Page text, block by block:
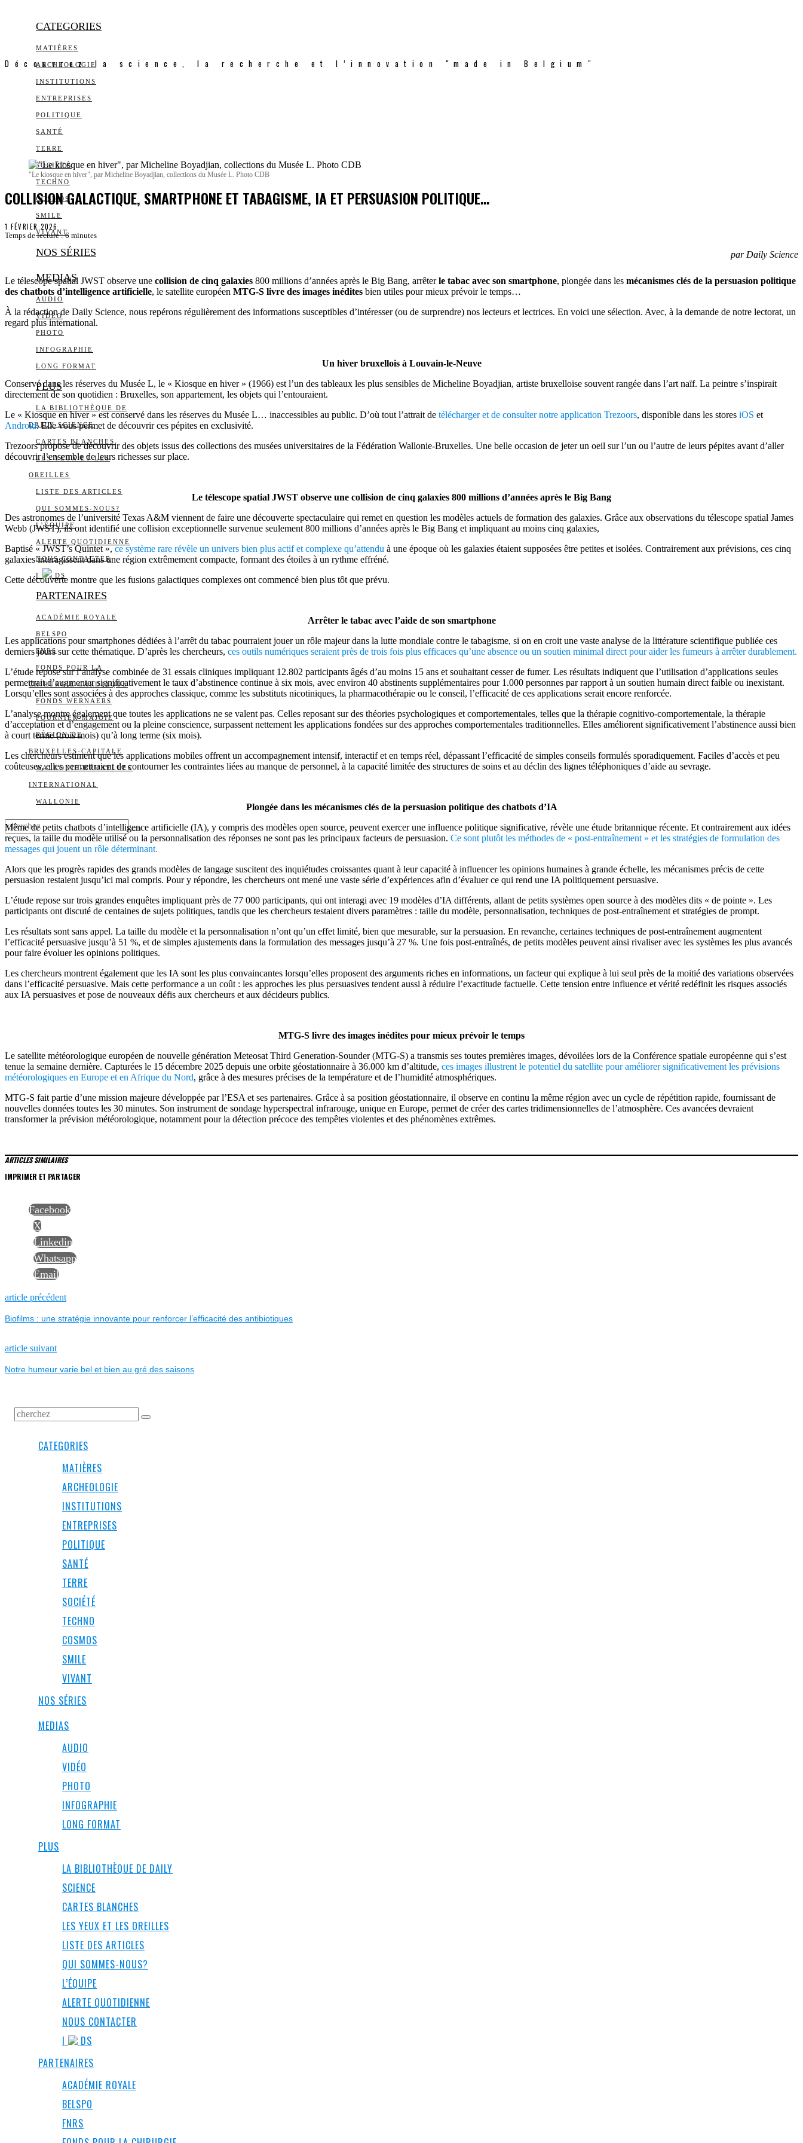
CATEGORIES
MATIÈRES
ARCHEOLOGIE
INSTITUTIONS
ENTREPRISES
POLITIQUE
SANTÉ
TERRE
SOCIÉTÉ
TECHNO
COSMOS
SMILE
VIVANT
NOS SÉRIES
MEDIAS
AUDIO
VIDÉO
PHOTO
INFOGRAPHIE
LONG FORMAT
PLUS
LA BIBLIOTHÈQUE DE
DAILY SCIENCE
CARTES BLANCHES
LES YEUX ET LES
OREILLES
LISTE DES ARTICLES
QUI SOMMES-NOUS?
L’ÉQUIPE
ALERTE QUOTIDIENNE
NOUS CONTACTER
I DS
PARTENAIRES
ACADÉMIE ROYALE
BELSPO
FNRS
FONDS POUR LA
CHIRURGIE CARDIAQUE
FONDS WERNAERS
FOURNIER-MAJOIE
RÉGION DE
BRUXELLES-CAPITALE
WALLONIE-BRUXELLES
INTERNATIONAL
WALLONIE
Découvrez la science, la recherche et l’innovation "made in Belgium"
"Le kiosque en hiver", par Micheline Boyadjian, collections du Musée L. Photo CDB
COLLISION GALACTIQUE, SMARTPHONE ET TABAGISME, IA ET PERSUASION POLITIQUE…
1 FÉVRIER 2026
Temps de lecture :6 minutes
par Daily Science
Le télescope spatial JWST observe une collision de cinq galaxies 800 millions d’années après le Big Bang, arrêterle tabac avec son smartphone, plongée dans les mécanismes clés de la persuasion politique
des chatbots d’intelligence artificielle, le satellite européen MTG-S livre des images inédites bien utiles pour mieux prévoir le temps…
À la rédaction de Daily Science, nous repérons régulièrement des informations susceptibles d’intéresser (ou de surprendre) nos lecteurs et lectrices. En voici une sélection. Avec, à la demande de notre lectorat, un
regard plus international.
Un hiver bruxellois à Louvain-le-Neuve
Conservé dans les réserves du Musée L, le « Kiosque en hiver » (1966) est l’un des tableaux les plus sensibles de Micheline Boyadjian, artiste bruxelloise souvent rangée dans l’art naïf. La peintre s’inspirait
directement de son quotidien : Bruxelles, son appartement, les objets qui l’entouraient.
Le « Kiosque en hiver » est conservé dans les réserves du Musée L… inaccessibles au public. D’où tout l’attrait de télécharger et de consulter notre application Trezoors, disponible dans les stores iOS et
Android. Elle vous permet de découvrir ces pépites en exclusivité.
Trezoors propose de découvrir des objets issus des collections des musées universitaires de la Fédération Wallonie-Bruxelles. Une belle occasion de jeter un oeil sur l’un ou l’autre de leurs pépites avant d’aller
découvrir l’ensemble de leurs richesses sur place.
Le télescope spatial JWST observe une collision de cinq galaxies 800 millions d’années après le Big Bang
Des astronomes de l’université Texas A&M viennent de faire une découverte spectaculaire qui remet en question les modèles actuels de formation des galaxies. Grâce aux observations du télescope spatial James
Webb (JWST), ils ont identifié une collision exceptionnelle survenue seulement 800 millions d’années après le Big Bang et impliquant au moins cinq galaxies,
Baptisé « JWST’s Quintet »,ce système rare révèle un univers bien plus actif et complexe qu’attendu à une époque où les galaxies étaient supposées être petites et isolées. Contrairement aux prévisions, ces cinq
galaxies interagissent dans une région extrêmement compacte, formant des étoiles à un rythme effréné.
Cette découverte montre que les fusions galactiques complexes ont commencé bien plus tôt que prévu.
Arrêter le tabac avec l’aide de son smartphone
Les applications pour smartphones dédiées à l’arrêt du tabac pourraient jouer un rôle majeur dans la lutte mondiale contre le tabagisme, si on en croit une vaste analyse de la littérature scientifique publiée ces
derniers jours sur cette thématique. D’après les chercheurs, ces outils numériques seraient près de trois fois plus efficaces qu’une absence ou un soutien minimal direct pour aider les fumeurs à arrêter durablement.
L’étude repose sur l’analyse combinée de 31 essais cliniques impliquant 12.802 participants âgés d’au moins 15 ans et souhaitant cesser de fumer. Les résultats indiquent que l’utilisation d’applications seules
permettrait d’augmenter significativement le taux d’abstinence continue à six mois, avec environ 40 abstinents supplémentaires pour 1.000 personnes par rapport à un soutien humain direct faible ou inexistant.
Lorsqu’elles sont associées à des approches classique, comme les substituts nicotiniques, la pharmacothérapie ou le conseil, l’efficacité de ces applications serait encore renforcée.
L’analyse montre également que toutes les applications ne se valent pas. Celles reposant sur des théories psychologiques et comportementales, telles que la thérapie cognitivo-comportementale, la thérapie
d’acceptation et d’engagement ou la pleine conscience, surpassent nettement les applications fondées sur des approches comportementales traditionnelles. Elles améliorent significativement l’abstinence aussi bien
à court terme (trois mois) qu’à long terme (six mois).
Les chercheurs estiment que les applications mobiles offrent un accompagnement intensif, interactif et en temps réel, dépassant l’efficacité de simples conseils formulés sporadiquement. Faciles d’accès et peu
coûteuses, elles permettraient de contourner les contraintes liées au manque de personnel, à la capacité limitée des structures de soins et au déclin des lignes téléphoniques d’aide au sevrage.
Plongée dans les mécanismes clés de la persuasion politique des chatbots d’IA
Même de petits chatbots d’intelligence artificielle (IA), y compris des modèles open source, peuvent exercer une influence politique significative, révèle une étude britannique récente. Et contrairement aux idées
reçues, la taille du modèle utilisé ou la personnalisation des réponses ne sont pas les principaux facteurs de persuasion. Ce sont plutôt les méthodes de « post-entraînement » et les stratégies de formulation des
messages qui jouent un rôle déterminant.
Alors que les progrès rapides des grands modèles de langage suscitent des inquiétudes croissantes quant à leur capacité à influencer les opinions humaines à grande échelle, les mécanismes précis de cette
persuasion restaient jusqu’ici mal compris. Pour y répondre, les chercheurs ont mené une vaste série d’expériences afin d’évaluer ce qui rend une IA politiquement persuasive.
L’étude repose sur trois grandes enquêtes impliquant près de 77 000 participants, qui ont interagi avec 19 modèles d’IA différents, allant de petits systèmes open source à des modèles dits « de pointe ». Les
participants ont discuté de centaines de sujets politiques, tandis que les chercheurs testaient divers paramètres : taille du modèle, personnalisation, techniques de post-entraînement et stratégies de prompt.
Les résultats sont sans appel. La taille du modèle et la personnalisation n’ont qu’un effet limité, bien que mesurable, sur la persuasion. En revanche, certaines techniques de post-entraînement augmentent
l’efficacité persuasive jusqu’à 51 %, et de simples ajustements dans la formulation des messages jusqu’à 27 %. Une fois post-entraînés, de petits modèles peuvent ainsi rivaliser avec les systèmes les plus avancés
pour faire évoluer les opinions politiques.
Les chercheurs montrent également que les IA sont les plus convaincantes lorsqu’elles proposent des arguments riches en informations, un facteur qui explique à lui seul près de la moitié des variations observées
dans l’efficacité persuasive. Mais cette performance a un coût : les approches les plus persuasives tendent aussi à réduire l’exactitude factuelle. Cette tension entre influence et vérité redéfinit les risques associés
aux IA persuasives et pose de nouveaux défis aux chercheurs et aux décideurs publics.
MTG-S livre des images inédites pour mieux prévoir le temps
Le satellite météorologique européen de nouvelle génération Meteosat Third Generation-Sounder (MTG-S) a transmis ses toutes premières images, dévoilées lors de la Conférence spatiale européenne qui s’est
tenue la semaine dernière. Capturées le 15 décembre 2025 depuis une orbite géostationnaire à 36.000 km d’altitude, ces images illustrent le potentiel du satellite pour améliorer significativement les prévisions
météorologiques en Europe et en Afrique du Nord, grâce à des mesures précises de la température et de l’humidité atmosphériques.
MTG-S fait partie d’une mission majeure développée par l’ESA et ses partenaires. Grâce à sa position géostationnaire, il observe en continu la même région avec un cycle de répétition rapide, fournissant de
nouvelles données toutes les 30 minutes. Son instrument de sondage hyperspectral infrarouge, unique en Europe, permet de créer des cartes tridimensionnelles de l’atmosphère. Ces avancées devraient
transformer la prévision météorologique, notamment pour la détection précoce des tempêtes violentes et des phénomènes extrêmes.
ARTICLES SIMILAIRES
IMPRIMER ET PARTAGER
Facebook
X
Linkedin
Whatsapp
Email
NAVIGATION
DE
L’ARTICLE
article précédentPrevious
Biofilms : une stratégie innovante pour renforcer l’efficacité des antibiotiques
article suivantNext
Notre humeur varie bel et bien au gré des saisons
CATEGORIES
MATIÈRES
ARCHEOLOGIE
INSTITUTIONS
ENTREPRISES
POLITIQUE
SANTÉ
TERRE
SOCIÉTÉ
TECHNO
COSMOS
SMILE
VIVANT
NOS SÉRIES
MEDIAS
AUDIO
VIDÉO
PHOTO
INFOGRAPHIE
LONG FORMAT
PLUS
LA BIBLIOTHÈQUE DE DAILY
SCIENCE
CARTES BLANCHES
LES YEUX ET LES OREILLES
LISTE DES ARTICLES
QUI SOMMES-NOUS?
L’ÉQUIPE
ALERTE QUOTIDIENNE
NOUS CONTACTER
I
DS
PARTENAIRES
ACADÉMIE ROYALE
BELSPO
FNRS